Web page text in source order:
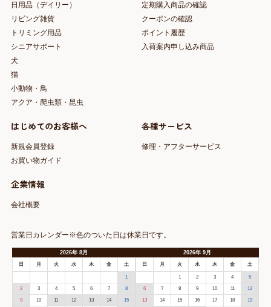
日用品（デイリー）
リビング雑貨
トリミング用品
シニアサポート
犬
猫
小動物・鳥
アクア・爬虫類・昆虫
定期購入商品の確認
クーポンの確認
ポイント履歴
入荷案内申し込み商品
はじめてのお客様へ
新規会員登録
お買い物ガイド
各種サービス
修理・アフターサービス
企業情報
会社概要
営業日カレンダー※色のついた日は休業日です。
2026年 8月
日 月 火 水 木 金 土
1
2 3 4 5 6 7 8
9 10 11 12 13 14 15
2026年9月
日 月 火 水 木 金 土
1 2 3 4 5
6 7 8 9 10 11 12
13 14 15 16 17 18 19